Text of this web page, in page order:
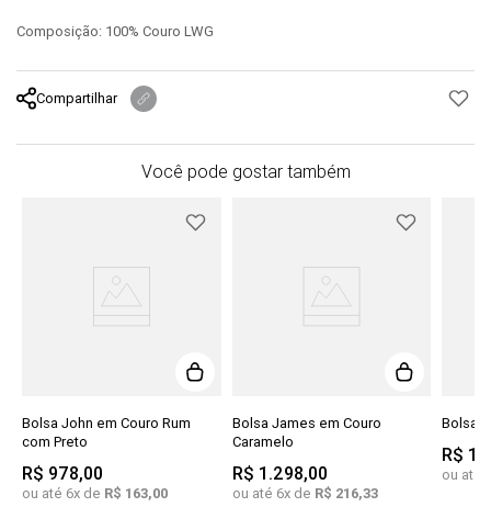
Composição: 100% Couro LWG
Compartilhar
Você pode gostar também
Bolsa John em Couro Rum
com Preto
R$ 978,00
ou até 6x de R$ 163,00
Bolsa James em Couro
Caramelo
R$ 1 .298,00
ou até 6x de R$ 216,33
Bolsa
R$ 1
ou até